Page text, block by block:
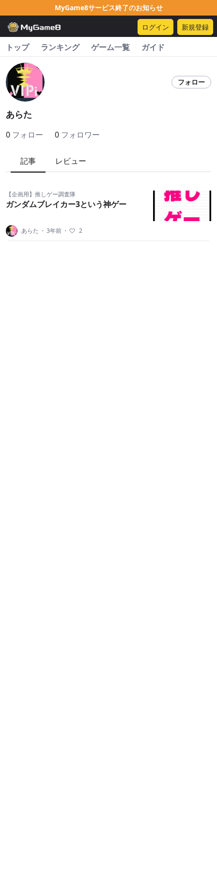
MyGame8サービス終了のお知らせ
ログイン 新規登録
トップ ランキング ゲーム一覧 ガイド
フォロー
あらた
0 フォロー 0 フォロワー
記事 レビュー
【企画用】推しゲー調査隊
ガンダムブレイカー3という神ゲー
あらた ・ 3年前 ・ 2